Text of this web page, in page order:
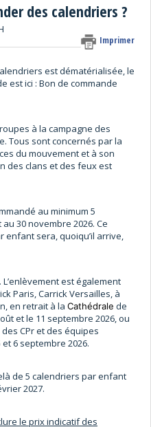
des calendriers ?
Imprimer
est dématérialisée, le
est ici : Bon de commande
à la campagne des
Tous sont concernés par la
du mouvement et à son
des clans et des feux est
au minimum 5
30 novembre 2026. Ce
enfant sera, quoiqu’il arrive,
est également
Paris, Carrick Versailles, à
en retrait à la Cathédrale de
et le 11 septembre 2026, ou
CPr et des équipes
6 septembre 2026.
de 5 calendriers par enfant
2027.
le prix indicatif des